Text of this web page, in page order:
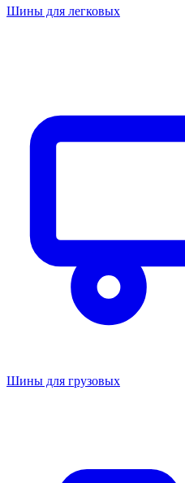
Шины для легковых
Шины для грузовых